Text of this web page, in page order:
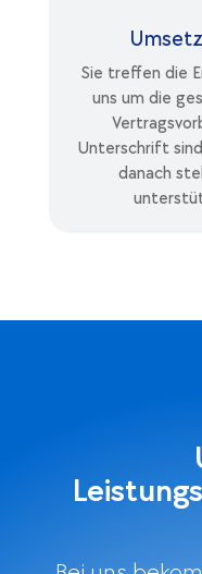
Sie treffen die
uns um die
Unterschrift
danach